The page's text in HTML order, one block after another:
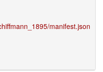
manifest.json